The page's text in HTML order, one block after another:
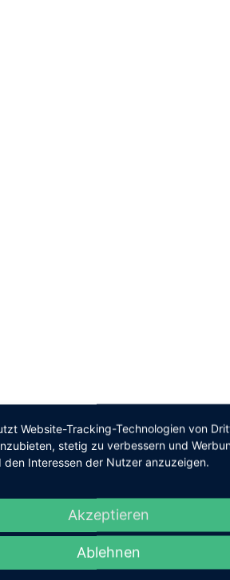
Website-Tracking-Technologien von
stetig zu verbessern und
den Interessen der Nutzer anzuzeigen.
Akzeptieren
Ablehnen